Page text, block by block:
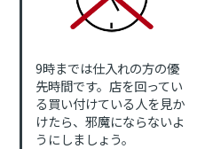
9時までは仕入れの方の優
先時間です。店を回ってい
る買い付けている人を見か
けたら、邪魔にならないよ
うにしましょう。